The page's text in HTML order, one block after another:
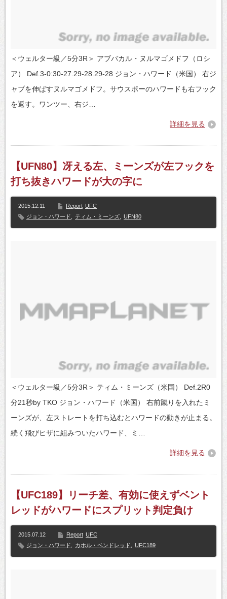
＜ウェルター級／5分3R＞ アブバカル・ヌルマゴメドフ（ロシ
ア） Def.3-0:30-27.29-28.29-28 ジョン・ハワード（米国） 右ジ
ャブを伸ばすヌルマゴメドフ。サウスポーのハワードも右フック
を返す。ワンツー、右ジ…
詳細を見る
【UFN80】冴える左、ミーンズが左フックを
打ち抜きハワードが大の字に
2015.12.11 Report UFC
ジョン・ハワード, ティム・ミーンズ, UFN80
＜ウェルター級／5分3R＞ ティム・ミーンズ（米国） Def.2R0
分21秒by TKO ジョン・ハワード（米国） 右前蹴りを入れたミ
ーンズが、左ストレートを打ち込むとハワードの動きが止まる。
続く飛びヒザに組みついたハワード、ミ…
詳細を見る
【UFC189】リーチ差、有効に使えずベント
レッドがハワードにスプリット判定負け
2015.07.12 Report UFC
ジョン・ハワード
カホル・ベンドレッド UFC189